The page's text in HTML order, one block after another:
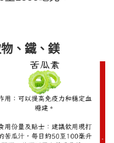
、鐵、鎂